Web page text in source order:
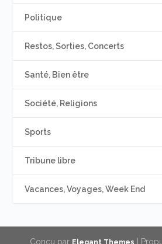
Politique
Restos, Sorties, Concerts
Santé, Bien être
Société, Religions
Sports
Tribune libre
Vacances, Voyages, Week End
Conçu par |